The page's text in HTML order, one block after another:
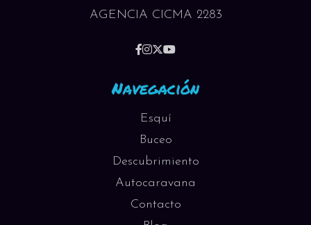
AGENCIA CICMA 2283
Navegación
Esquí
Buceo
Descubrimiento
Autocaravana
Contacto